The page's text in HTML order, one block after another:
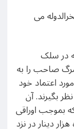
می
در سلک
صاحب را به
اعتماد خود
بگیرند. آن
بموجب اوراقی
دینار در نزد